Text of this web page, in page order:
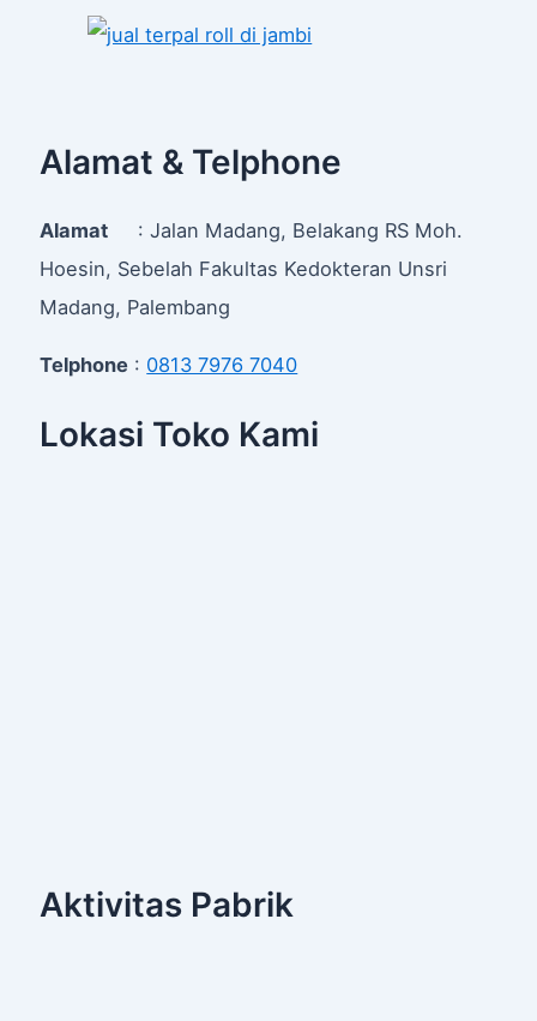
Alamat & Telphone
Alamat : Jalan Madang, Belakang RS Moh.
Hoesin, Sebelah Fakultas Kedokteran Unsri
Madang, Palembang
Telphone : 0813 7976 7040
Lokasi Toko Kami
Aktivitas Pabrik